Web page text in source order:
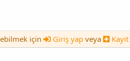
için
Giriş yap veya